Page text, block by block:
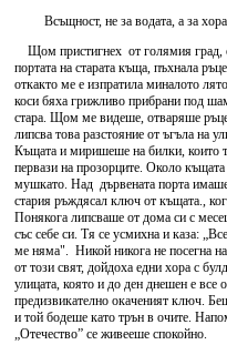
Всъщност, не за водата, а за
Щом пристигнех от голямия град,
портата на старата къща, пъхнала
откакто ме е изпратила миналото
коси бяха грижливо прибрани под
стара. Щом ме видеше, отваряше
липсва това разстояние от ъгъла на
Къщата и миришеше на билки, които
первази на прозорците. Около
мушкато. Над дървената порта
стария ръждясал ключ от къщата.,
Понякога липсваше от дома си с
със себе си. Тя се усмихна и каза:
ме няма". Никой никога не посегна
от този свят, дойдоха едни хора с
улицата, която и до ден днешен е
предизвикателно окаченият ключ.
и той бодеше като трън в очите.
„Отечество” се живееше спокойно.